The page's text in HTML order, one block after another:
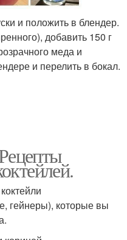
и положить в блендер.
добавить 150 г
меда и
и перелить в бокал.
гейнеры), которые вы